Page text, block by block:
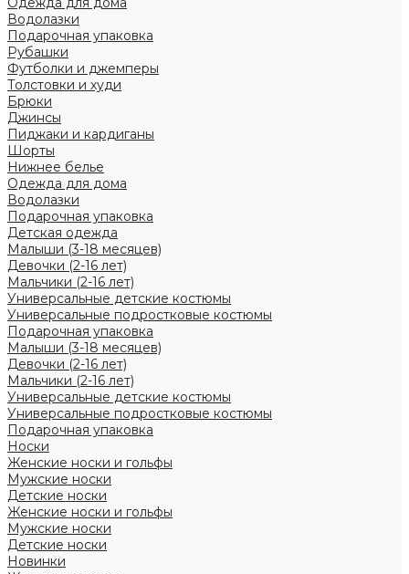
Водолазки
Подарочная упаковка
Рубашки
Футболки и джемперы
Толстовки и худи
Брюки
Джинсы
Пиджаки и кардиганы
Шорты
Нижнее белье
Одежда для дома
Водолазки
Подарочная упаковка
Детская одежда
Малыши (3-18 месяцев)
Девочки (2-16 лет)
Мальчики (2-16 лет)
Универсальные детские костюмы
Универсальные подростковые костюмы
Подарочная упаковка
Малыши (3-18 месяцев)
Девочки (2-16 лет)
Мальчики (2-16 лет)
Универсальные детские костюмы
Универсальные подростковые костюмы
Подарочная упаковка
Носки
Женские носки и гольфы
Мужские носки
Детские носки
Женские носки и гольфы
Мужские носки
Детские носки
Новинки